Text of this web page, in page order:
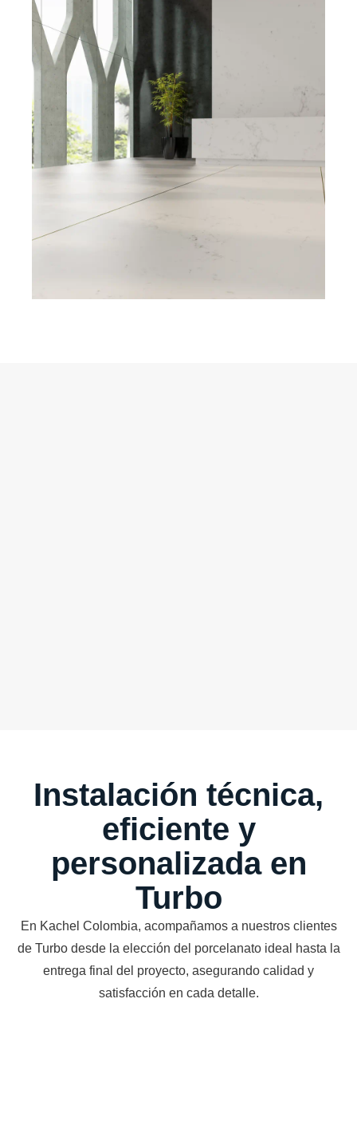
Instalación técnica,
eficiente y
personalizada en
Turbo
En Kachel Colombia, acompañamos a nuestros clientes
de Turbo desde la elección del porcelanato ideal hasta la
entrega final del proyecto, asegurando calidad y
satisfacción en cada detalle.